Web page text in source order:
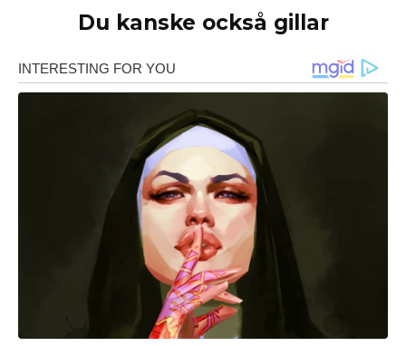
Du kanske också gillar